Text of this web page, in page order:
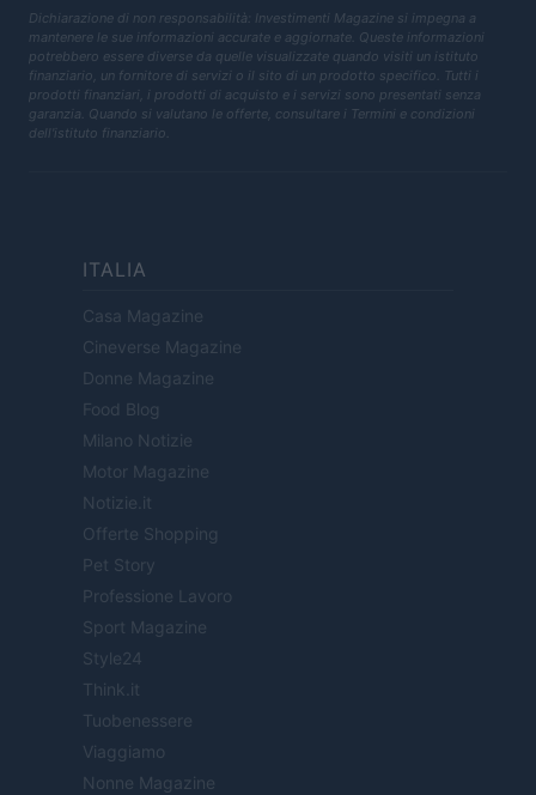
Dichiarazione di non responsabilità: Investimenti Magazine si impegna a
mantenere le sue informazioni accurate e aggiornate. Queste informazioni
potrebbero essere diverse da quelle visualizzate quando visiti un istituto
finanziario, un fornitore di servizi o il sito di un prodotto specifico. Tutti i
prodotti finanziari, i prodotti di acquisto e i servizi sono presentati senza
garanzia. Quando si valutano le offerte, consultare i Termini e condizioni
dell'istituto finanziario.
ITALIA
Casa Magazine
Cineverse Magazine
Donne Magazine
Food Blog
Milano Notizie
Motor Magazine
Notizie.it
Offerte Shopping
Pet Story
Professione Lavoro
Sport Magazine
Style24
Think.it
Tuobenessere
Viaggiamo
Nonne Magazine